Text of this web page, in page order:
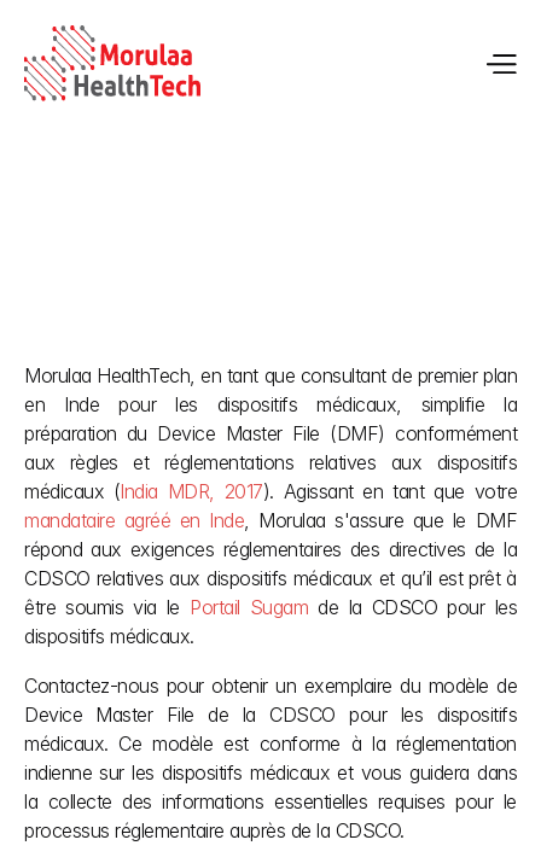
19 mai 2026
Morulaa HealthTech, en tant que consultant de premier plan
en Inde pour les dispositifs médicaux, simplifie la
préparation du Device Master File (DMF) conformément
aux règles et réglementations relatives aux dispositifs
médicaux (India MDR, 2017
mandataire agréé en Inde, Morulaa s'assure que le DMF
répond aux exigences réglementaires des directives de la
CDSCO relatives aux dispositifs médicaux et qu’il est prêt à
être soumis via le Portail Sugam de la CDSCO pour les
dispositifs médicaux.
Contactez-nous pour obtenir un exemplaire du modèle de
Device Master File de la CDSCO pour les dispositifs
médicaux. Ce modèle est conforme à la réglementation
indienne sur les dispositifs médicaux et vous guidera dans
la collecte des informations essentielles requises pour le
processus réglementaire auprès de la CDSCO.